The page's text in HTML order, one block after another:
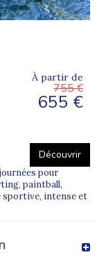
À partir de
755 €
655 €
Découvrir
pour
paintball,
sportive, intense et